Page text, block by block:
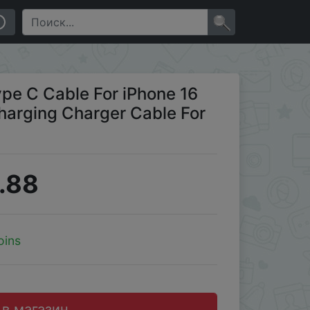
Xiaomi Samsung
C Cable For iPhone 16
Charger Cable For